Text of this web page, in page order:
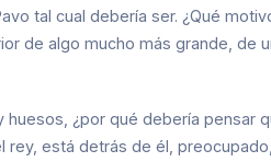
tal cual debería ser. ¿Qué
de algo mucho más grande, de
¿por qué debería pensar
rey, está detrás de él,